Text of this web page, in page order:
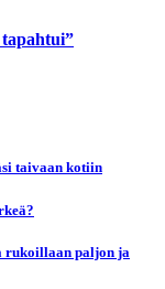
taivaan kotiin
rukoillaan paljon ja